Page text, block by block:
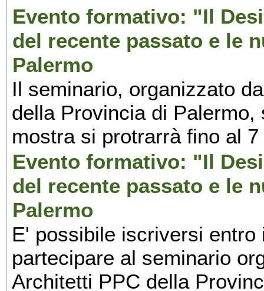
Evento formativo: "Il
del recente passato e le
Palermo
Il seminario, organizzato
della Provincia di
mostra si protrarrà fino al
Evento formativo: "Il
del recente passato e le
Palermo
E' possibile iscriversi
partecipare al seminario
Architetti PPC della